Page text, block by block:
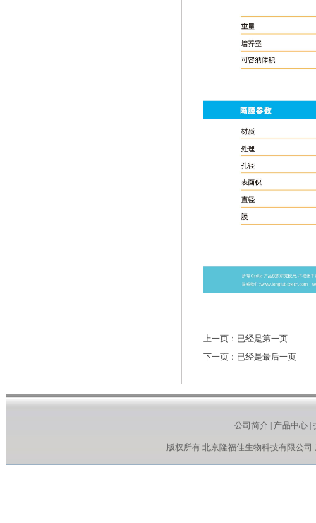
上一页：已经是第一页
下一页：已经是最后一页
公司简介 产品中心
版权所有 北京隆福佳生物科技有限公司